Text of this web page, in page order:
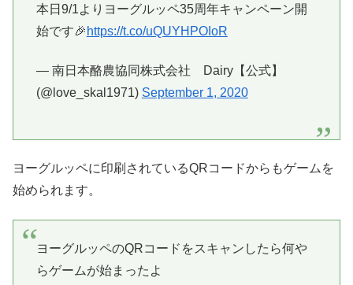
本日9/1よりヨーグルッペ35周年キャンペーン開
始です🎉 https://t.co/uQUYHPOIoR
— 南日本酪農協同株式会社 Dairy【公式】
(@love_skal1971) September 1, 2020
ヨーグルッペに印刷されているQRコードからもゲームを
始められます。
ヨーグルッペのQRコードをスキャンしたら何や
らゲームが始まったよ